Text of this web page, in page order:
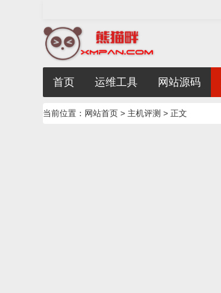
首页 运维工具 网站源码
当前位置： 网站首页 > 主机评测 > 正文